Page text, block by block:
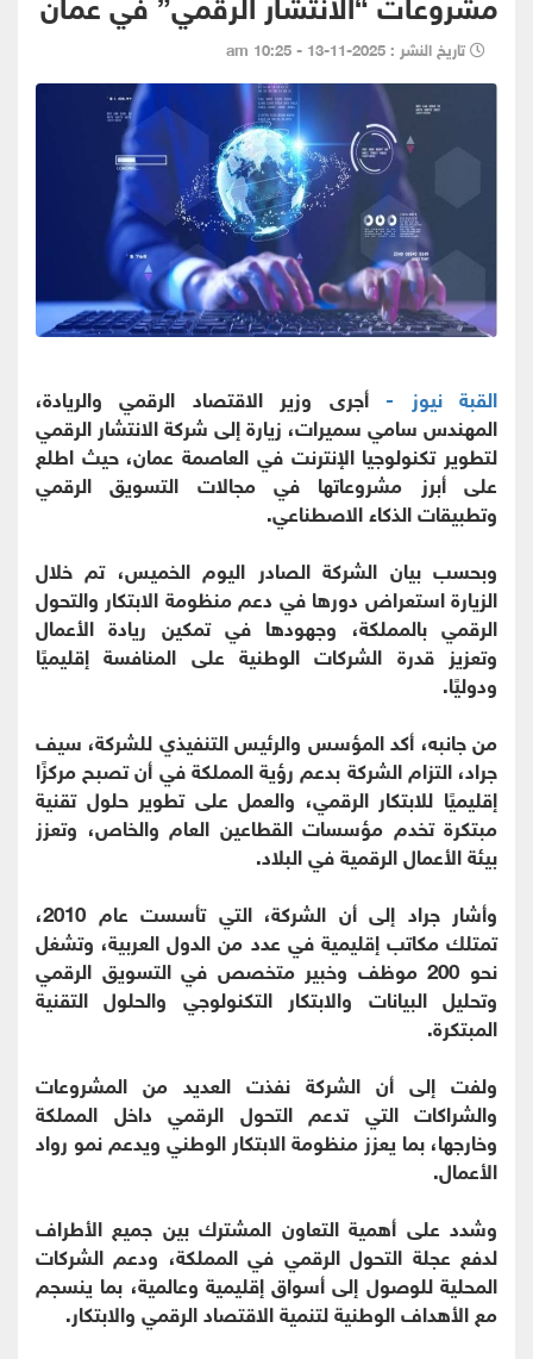
تاريخ النشر : 2025-11-13 - 10:25 am
القبة نيوز -أجرى وزير الاقتصاد الرقمي والريادة،
المهندس سامي سميرات، زيارة إلى شركة الانتشار الرقمي
لتطوير تكنولوجيا الإنترنت في العاصمة عمان، حيث اطلع
على أبرز مشروعاتها في مجالات التسويق الرقمي
وتطبيقات الذكاء الاصطناعي.
وبحسب بيان الشركة الصادر اليوم الخميس، تم خلال
الزيارة استعراض دورها في دعم منظومة الابتكار والتحول
الرقمي بالمملكة، وجهودها في تمكين ريادة الأعمال
وتعزيز قدرة الشركات الوطنية على المنافسة إقليميًا
ودوليًا.
من جانبه، أكد المؤسس والرئيس التنفيذي للشركة، سيف
جراد، التزام الشركة بدعم رؤية المملكة في أن تصبح مركزًا
إقليميًا للابتكار الرقمي، والعمل على تطوير حلول تقنية
مبتكرة تخدم مؤسسات القطاعين العام والخاص، وتعزز
بيئة الأعمال الرقمية في البلاد.
وأشار جراد إلى أن الشركة، التي تأسست عام 2010،
تمتلك مكاتب إقليمية في عدد من الدول العربية، وتشغل
نحو 200 موظف وخبير متخصص في التسويق الرقمي
وتحليل البيانات والابتكار التكنولوجي والحلول التقنية
المبتكرة.
ولفت إلى أن الشركة نفذت العديد من المشروعات
والشراكات التي تدعم التحول الرقمي داخل المملكة
وخارجها، بما يعزز منظومة الابتكار الوطني ويدعم نمو رواد
الأعمال.
وشدد على أهمية التعاون المشترك بين جميع الأطراف
لدفع عجلة التحول الرقمي في المملكة، ودعم الشركات
المحلية للوصول إلى أسواق إقليمية وعالمية، بما ينسجم
مع الأهداف الوطنية لتنمية الاقتصاد الرقمي والابتكار.